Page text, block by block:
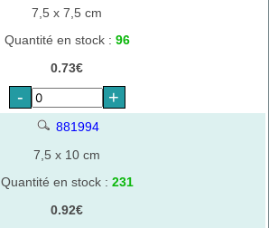
7,5 x 7,5 cm
Quantité en stock : 96
0.73€
- +
881994
7,5 x 10 cm
Quantité en stock : 231
0.92€